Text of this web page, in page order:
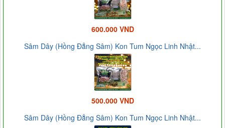
600.000 VND
Sâm Dây (Hồng Đẳng Sâm) Kon Tum Ngọc Linh Nhật...
500.000 VND
Sâm Dây (Hồng Đẳng Sâm) Kon Tum Ngọc Linh Nhật...